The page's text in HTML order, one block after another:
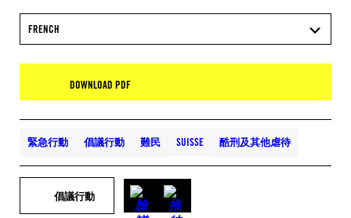
FRENCH
DOWNLOAD PDF
緊急行動 倡議行動 難民 SUISSE 酷刑及其他虐待
倡議行動